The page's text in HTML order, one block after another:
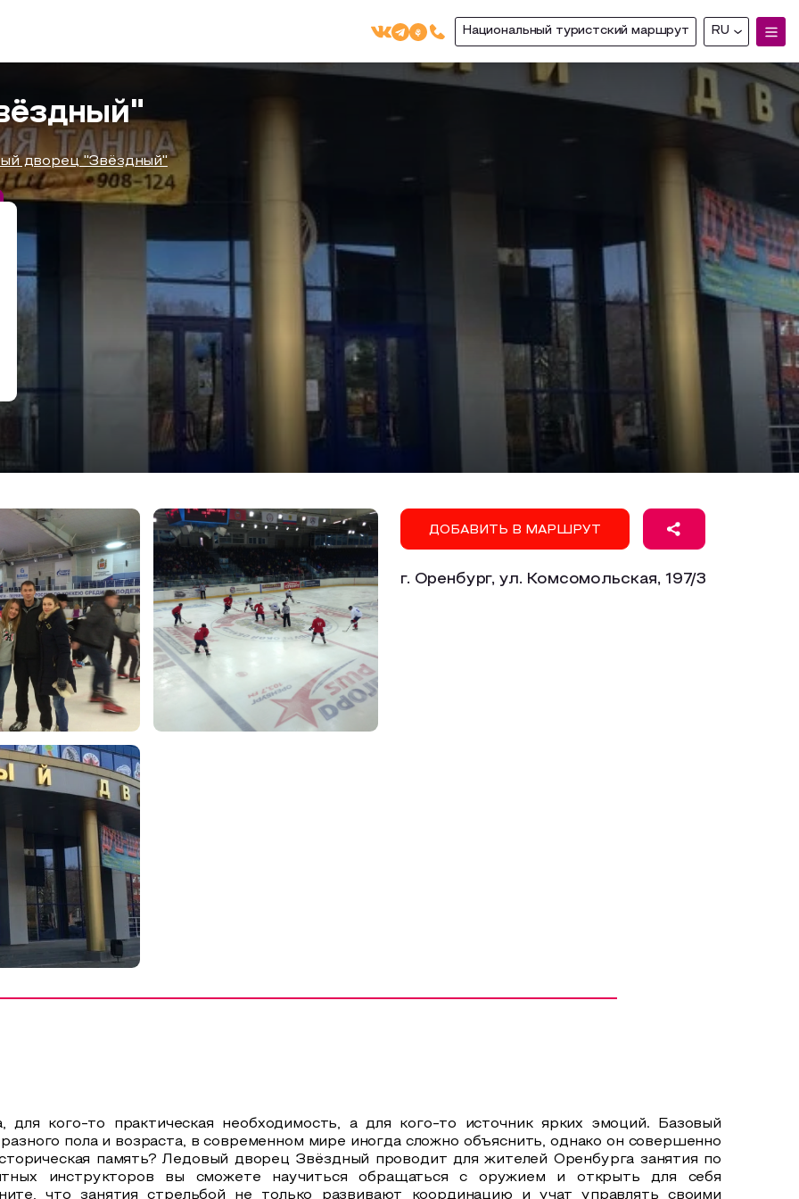
Национальный туристский маршрут RU
дворец "Звёздный"
ДОБАВИТЬ В МАРШРУТ
г. Оренбург, ул. Комсомольская, 197/3
для кого-то практическая необходимость, а для кого-то источник ярких эмоций. Базовый
пола и возраста, в современном мире иногда сложно объяснить, однако он совершенно
память? Ледовый дворец Звёздный проводит для жителей Оренбурга занятия по
инструкторов вы сможете научиться обращаться с оружием и открыть для себя
что занятия стрельбой не только развивают координацию и учат управлять своими